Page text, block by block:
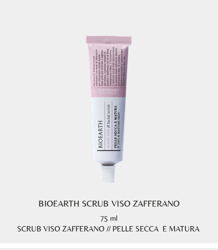
BIOEARTH SCRUB VISO ZAFFERANO
75 ml
SCRUB VISO ZAFFERANO // PELLE SECCA E MATURA